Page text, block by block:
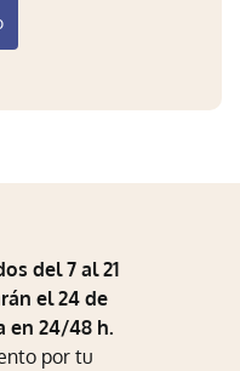
del 7 al 21
el 24 de
en 24/48 h.
por tu